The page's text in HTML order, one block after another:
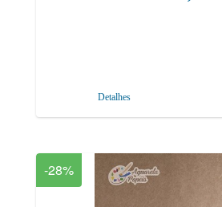
Detalhes
-28%